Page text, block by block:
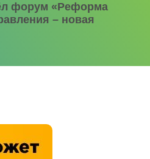
форум «Реформа
– новая